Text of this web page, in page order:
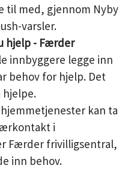
til med, gjennom Nyby
varsler.
hjelp - Færder
innbyggere legge inn
behov for hjelp. Det
hjelpe.
kan ta
i
Færder frivilligsentral,
inn behov.